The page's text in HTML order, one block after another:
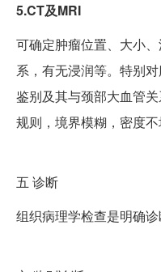
5.CT及MRI
可确定肿瘤位置、大小
系，有无浸润等。特别
鉴别及其与颈部大血管
规则，境界模糊，密度不
五 诊断
组织病理学检查是明确诊